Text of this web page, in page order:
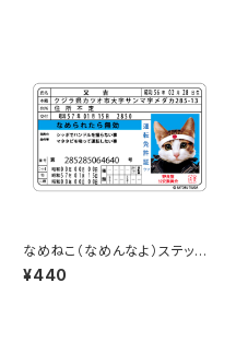
なめねこ（なめんなよ）ステッカ
ー D-2
¥440